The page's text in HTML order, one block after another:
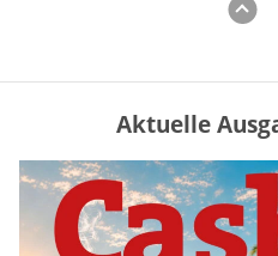
Mütterrente III
Nachzahlung ist
mehr
Aktuelle